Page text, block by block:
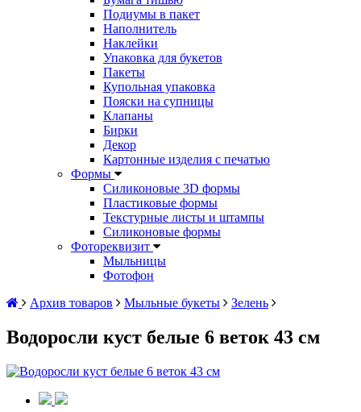
Подиумы в пакет
Наполнитель
Наклейки
Упаковка для букетов
Пакеты
Купольная упаковка
Пояски на супницы
Клапаны
Бирки
Декор
Картонные изделия с печатью
Формы
Силиконовые 3D формы
Пластиковые формы
Текстурные листы и штампы
Силиконовые формы
Фотореквизит
Мыльницы
Фотофон
Архив товаров
Мыльные букеты Зелень
Водоросли куст белые 6 веток 43 см